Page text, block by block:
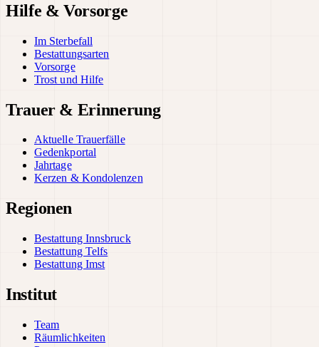
Hilfe & Vorsorge
Im Sterbefall
Bestattungsarten
Vorsorge
Trost und Hilfe
Trauer & Erinnerung
Aktuelle Trauerfälle
Gedenkportal
Jahrtage
Kerzen & Kondolenzen
Regionen
Bestattung Innsbruck
Bestattung Telfs
Bestattung Imst
Institut
Team
Räumlichkeiten